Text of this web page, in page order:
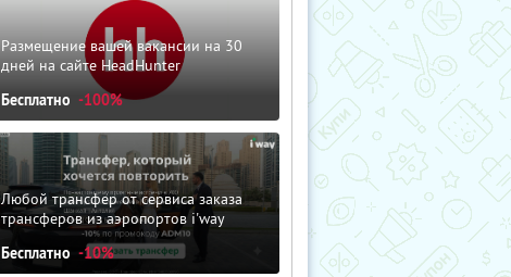
Размещение вашей вакансии на 30
дней на сайте HeadHunter
Бесплатно -100%
Любой трансфер от сервиса заказа
трансферов из аэропортов i'way
Бесплатно -10%